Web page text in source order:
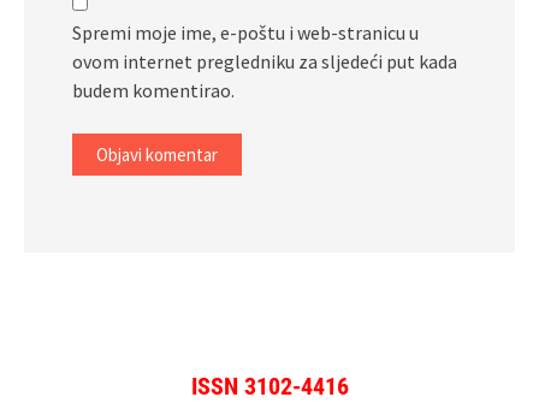
Spremi moje ime, e-poštu i web-stranicu u
ovom internet pregledniku za sljedeći put kada
budem komentirao.
ISSN 3102-4416